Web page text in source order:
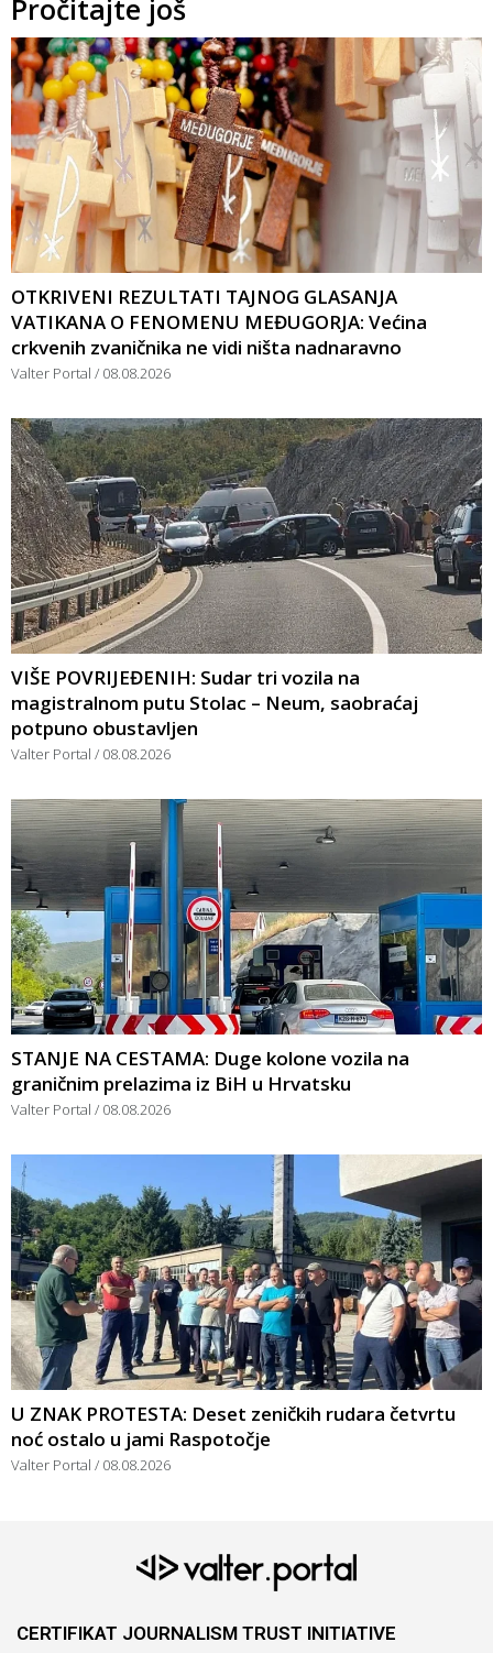
Pročitajte još
OTKRIVENI REZULTATI TAJNOG GLASANJA
VATIKANA O FENOMENU MEĐUGORJA: Većina
crkvenih zvaničnika ne vidi ništa nadnaravno
Valter Portal 08.08.2026
VIŠE POVRIJEĐENIH: Sudar tri vozila na
magistralnom putu Stolac – Neum, saobraćaj
potpuno obustavljen
Valter Portal 08.08.2026
STANJE NA CESTAMA: Duge kolone vozila na
graničnim prelazima iz BiH u Hrvatsku
Valter Portal 08.08.2026
U ZNAK PROTESTA: Deset zeničkih rudara četvrtu
noć ostalo u jami Raspotočje
Valter Portal 08.08.2026
CERTIFIKAT JOURNALISM TRUST INITIATIVE